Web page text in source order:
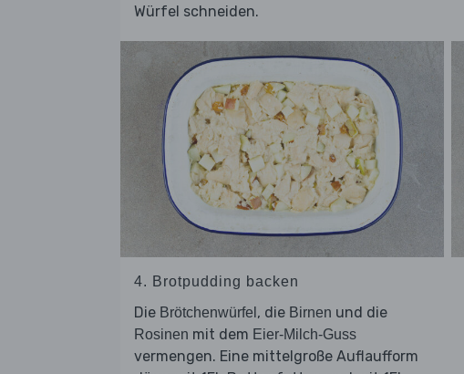
Würfel schneiden.
4. Brotpudding backen
Die Brötchenwürfel , die Birnen und die
Rosinen mit dem Eier-Milch-Guss
vermengen. Eine mittelgroße Auflaufform